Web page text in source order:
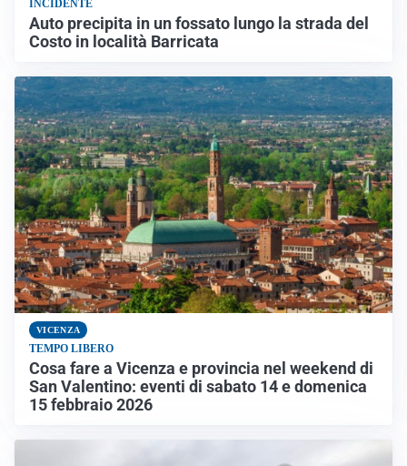
INCIDENTE
Auto precipita in un fossato lungo la strada del
Costo in località Barricata
VICENZA
TEMPO LIBERO
Cosa fare a Vicenza e provincia nel weekend di
San Valentino: eventi di sabato 14 e domenica
15 febbraio 2026